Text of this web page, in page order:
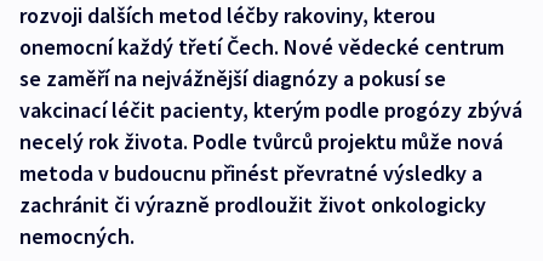
rozvoji dalších metod léčby rakoviny, kterou
onemocní každý třetí Čech. Nové vědecké centrum
se zaměří na nejvážnější diagnózy a pokusí se
vakcinací léčit pacienty, kterým podle progózy zbývá
necelý rok života. Podle tvůrců projektu může nová
metoda v budoucnu přinést převratné výsledky a
zachránit či výrazně prodloužit život onkologicky
nemocných.